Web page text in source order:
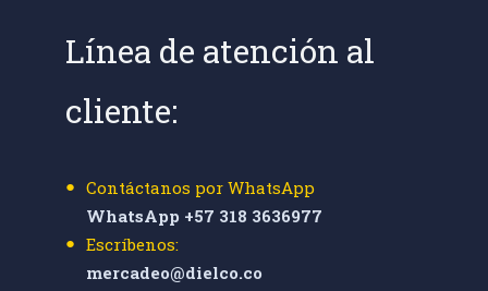
Línea de atención al
cliente:
Contáctanos por WhatsApp
WhatsApp +57 318 3636977
Escríbenos:
mercadeo@dielco.co